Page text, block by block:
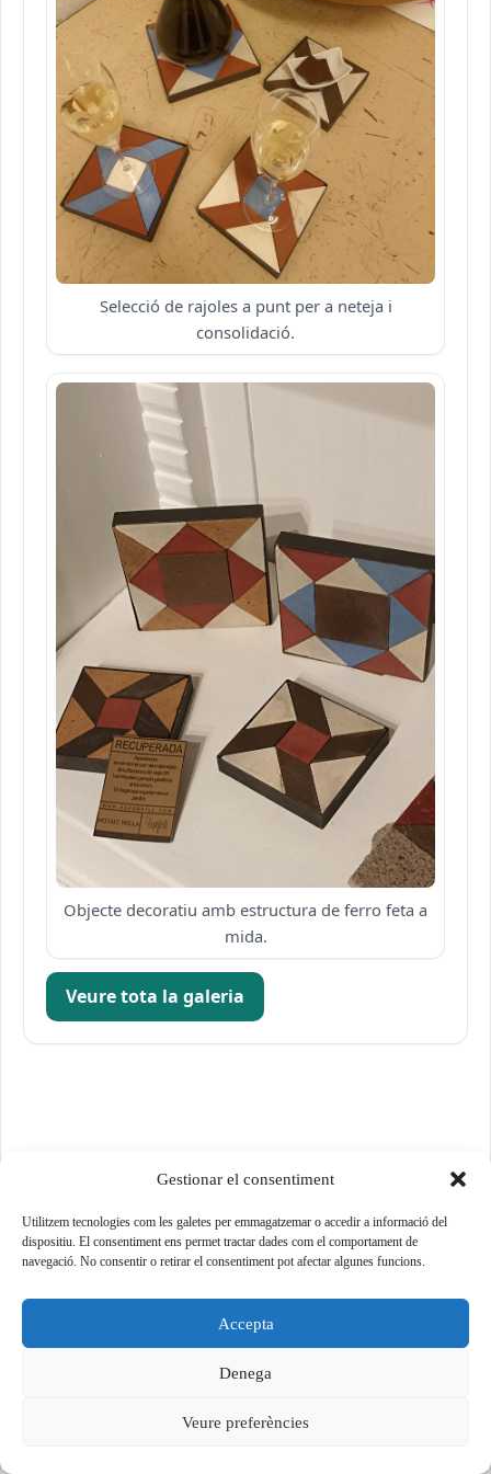
Gestionar el consentiment
Utilitzem tecnologies com les galetes per emmagatzemar o accedir a informació del
dispositiu. El consentiment ens permet tractar dades com el comportament de
navegació. No consentir o retirar el consentiment pot afectar algunes funcions.
Accepta
Denega
Veure preferències
Selecció de rajoles a punt per a neteja i
consolidació.
Objecte decoratiu amb estructura de ferro feta a
mida.
Veure tota la galeria
Preguntes freqüents
Cada peça és única?
Com es protegeixen les superfícies?
Puc demanar un projecte a mida?